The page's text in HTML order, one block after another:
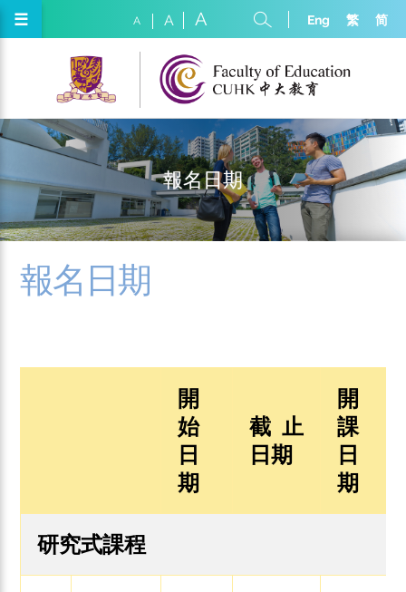
☰ A A A Eng 繁 简
報名日期
報名日期
開
始
日
期
截止
日期
開
課
日
期
研究式課程